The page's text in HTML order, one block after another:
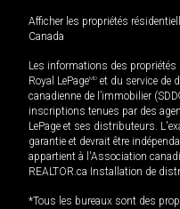
Afficher les propriétés
Canada
Les informations des
Royal LePageMD et du service de
canadienne de l’immobilier
inscriptions tenues par des
LePage et ses distributeurs.
garantie et devrait être
appartient à l'Association
REALTOR.ca Installation de
*Tous les bureaux sont des